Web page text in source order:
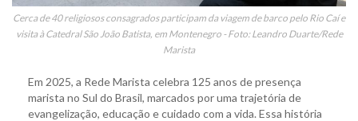
Cerca de 40 religiosos consagrados participam da viagem de barco pelo Rio Caí e
visita à Catedral São João Batista, em Montenegro - Foto: Leandro Duarte/Rede
Marista
Em 2025, a Rede Marista celebra 125 anos de presença
marista no Sul do Brasil, marcados por uma trajetória de
evangelização, educação e cuidado com a vida. Essa história